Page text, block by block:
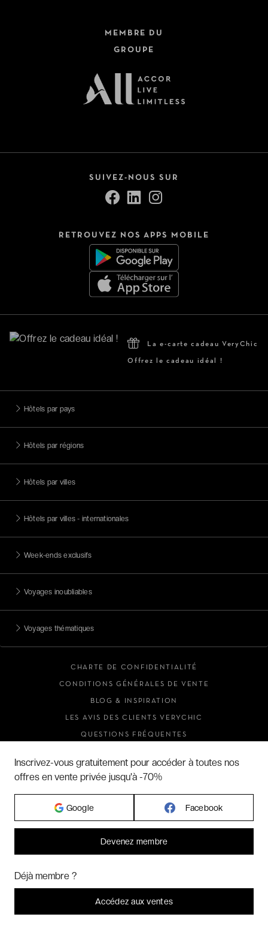
MEMBRE DU
GROUPE
SUIVEZ-NOUS SUR
RETROUVEZ NOS APPS MOBILE
La e-carte cadeau VeryChic
Offrez le cadeau idéal !
Hôtels par pays
Hôtels par régions
Hôtels par villes
Hôtels par villes - internationales
Week-ends exclusifs
Voyages inoubliables
Voyages thématiques
CHARTE DE CONFIDENTIALITÉ
CONDITIONS GÉNÉRALES DE VENTE
BLOG & INSPIRATION
LES AVIS DES CLIENTS VERYCHIC
QUESTIONS FRÉQUENTES
Inscrivez-vous gratuitement pour accéder à toutes nos
offres en vente privée jusqu'à -70%
Google Facebook
Devenez membre
Déjà membre ?
Accédez aux ventes
Marketing? Vous pouvez toujours modifier ou retirer votre
Je refuse C'est bon.